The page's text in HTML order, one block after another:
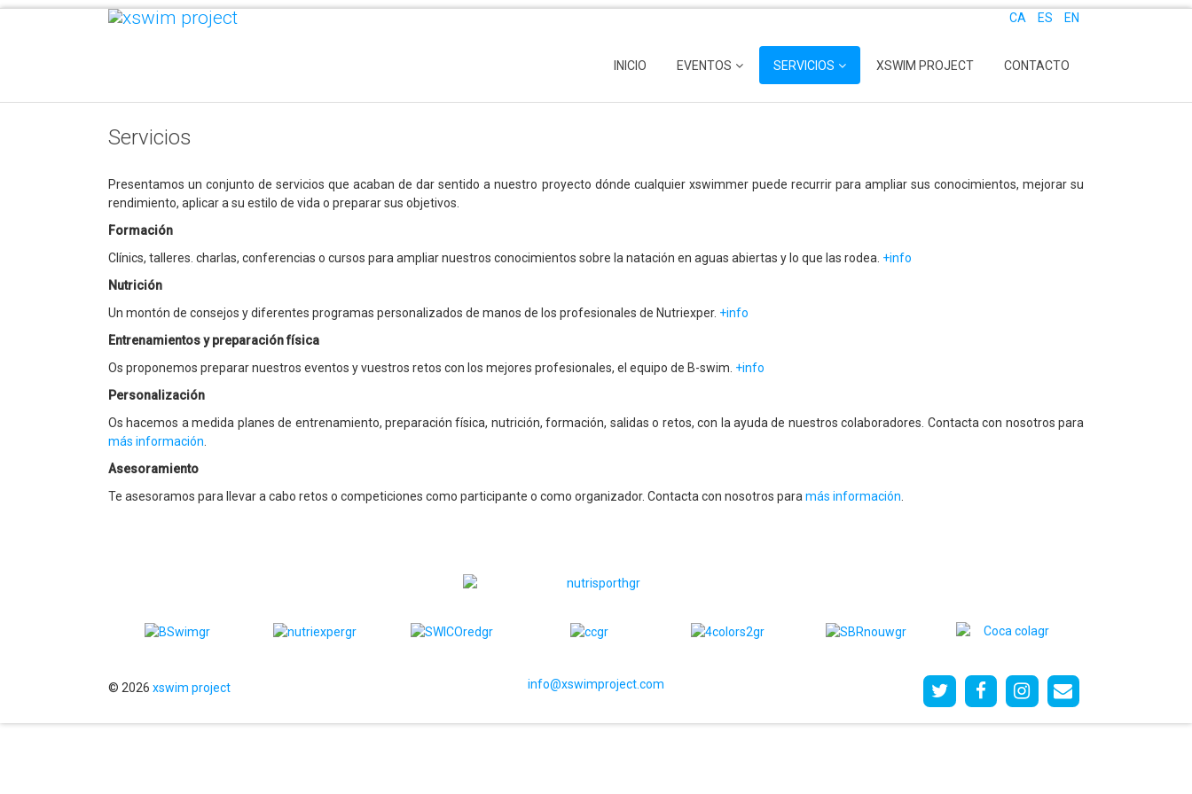
CA ES EN
INICIO EVENTOS SERVICIOS XSWIM PROJECT CONTACTO
Servicios
Presentamos un conjunto de servicios que acaban de dar sentido a nuestro proyecto dónde cualquier xswimmer puede recurrir para ampliar sus conocimientos, mejorar su
rendimiento, aplicar a su estilo de vida o preparar sus objetivos.
Formación
Clínics, talleres. charlas, conferencias o cursos para ampliar nuestros conocimientos sobre la natación en aguas abiertas y lo que las rodea. +info
Nutrición
Un montón de consejos y diferentes programas personalizados de manos de los profesionales de Nutriexper. +info
Entrenamientos y preparación física
Os proponemos preparar nuestros eventos y vuestros retos con los mejores profesionales, el equipo de B-swim. +info
Personalización
Os hacemos a medida planes de entrenamiento, preparación física, nutrición, formación, salidas o retos, con la ayuda de nuestros colaboradores. Contacta con nosotros para
más información
Asesoramiento
Te asesoramos para llevar a cabo retos o competiciones como participante o como organizador. Contacta con nosotros para más información
© 2026 xswim project info@xswimproject.com